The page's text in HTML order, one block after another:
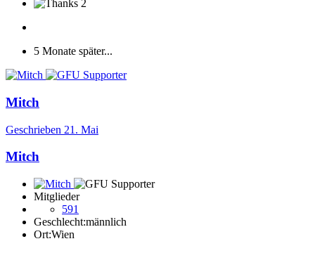
2
5 Monate später...
Mitch
Geschrieben 21. Mai
Mitch
Mitglieder
591
Geschlecht:männlich
Ort:Wien